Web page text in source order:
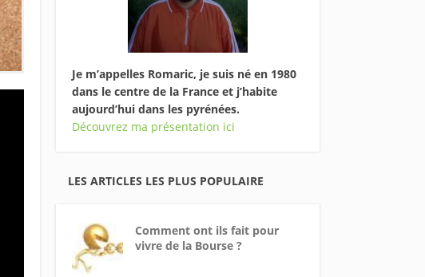
Je m’appelles Romaric, je suis né en 1980
dans le centre de la France et j’habite
aujourd’hui dans les pyrénées.
Découvrez ma présentation ici
LES ARTICLES LES PLUS POPULAIRE
Comment ont ils fait pour
vivre de la Bourse ?